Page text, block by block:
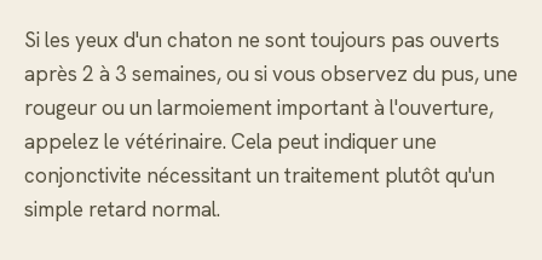
Si les yeux d'un chaton ne sont toujours pas ouverts
après 2 à 3 semaines, ou si vous observez du pus, une
rougeur ou un larmoiement important à l'ouverture,
appelez le vétérinaire. Cela peut indiquer une
conjonctivite nécessitant un traitement plutôt qu'un
simple retard normal.